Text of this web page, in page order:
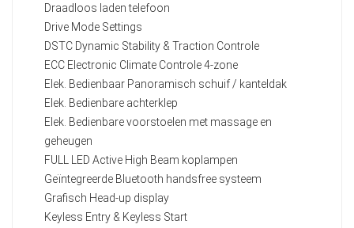
Draadloos laden telefoon
Drive Mode Settings
DSTC Dynamic Stability & Traction Controle
ECC Electronic Climate Controle 4-zone
Elek. Bedienbaar Panoramisch schuif / kanteldak
Elek. Bedienbare achterklep
Elek. Bedienbare voorstoelen met massage en
geheugen
FULL LED Active High Beam koplampen
Geïntegreerde Bluetooth handsfree systeem
Grafisch Head-up display
Keyless Entry & Keyless Start